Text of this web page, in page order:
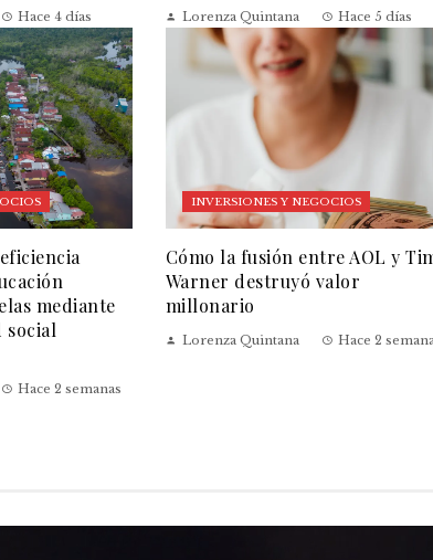
Hace 4 días Lorenza Quintana Hace 5 días
mediante
social
Hace 2 semanas
INVERSIONES Y NEGOCIOS
Cómo la fusión entre AOL y
Warner destruyó valor
millonario
Lorenza Quintana Hace 2